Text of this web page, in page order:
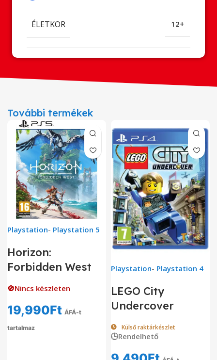
ÉLETKOR 12+
További termékek
Playstation- Playstation 5
Horizon:
Forbidden West
🚫Nincs készleten
19,990Ft ÁFÁ-t
tartalmaz
Playstation- Playstation 4
LEGO City
Undercover
Külső raktárkészlet
🕒Rendelhető